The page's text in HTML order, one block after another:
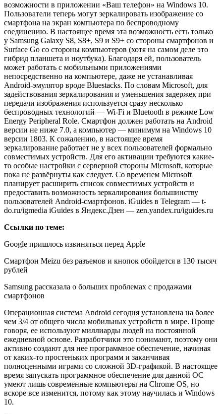
возможности в приложении «Ваш телефон» на Windows 10.
Пользователи теперь могут зеркалировать изображение со
смартфона на экран компьютера по беспроводному
соединению. В настоящее время эта возможность есть только
у Samsung Galaxy S8, S8+, S9 и S9+ со стороны смартфонов и
Surface Go со стороны компьютеров (хотя на самом деле это
гибрид планшета и ноутбука). Благодаря ей, пользователь
может работать с мобильными приложениями
непосредственно на компьютере, даже не устанавливая
Android-эмулятор вроде Bluestacks. По словам Microsoft, для
задействования зеркалирования и уменьшения задержек при
передачи изображения используется сразу несколько
беспроводных технологий — Wi-Fi и Bluetooth в режиме Low
Energy Peripheral Role. Смартфон должен работать на Android
версии не ниже 7.0, а компьютер — минимум на Windows 10
версии 1803. К сожалению, в настоящее время
зеркалирование работает не у всех пользователей формально
совместимых устройств. Для его активации требуются какие-
то особые настройки с серверной стороны Microsoft, которые
пока не развёрнуты как следует. Со временем Microsoft
планирует расширить список совместимых устройств и
предоставить возможность зеркалирования большинству
пользователей Android-смартфонов. iGuides в Telegram — t-
do.ru/igmedia iGuides в Яндекс.Дзен — zen.yandex.ru/iguides.ru
Ссылки по теме:
Google пришлось извиняться перед Apple
Смартфон Meizu без разъемов и кнопок обойдется в 130 тысяч
рублей
Samsung рассказала о больших проблемах с продажами
смартфонов
Операционная система Android сегодня установлена на более
чем 3/4 от общего числа мобильных устройств в мире. Проще
говоря, ее используют миллиарды людей на постоянной
ежедневной основе. Разработчики это понимают, поэтому они
активно создают для нее программное обеспечение, начиная
от каких-то простеньких программ и заканчивая
полноценными играми со сложной 3D-графикой. В настоящее
время запускать программное обеспечение для данной ОС
умеют лишь современные компьютеры на Chrome OS, но
вскоре все изменится, потому как этому научилась и Windows
10.